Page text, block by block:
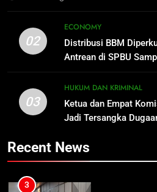
Pertamina
SPBU
ECONOMY
3
Ketua dan
Kotim
02
ECONOMY
Distribusi BBM
Antrean di SPBU
03
HUKUM DAN KRIMINAL
Ketua dan Empat
Jadi Tersangka
Recent News
Sistem
Siaga, PLN
ECONOMY
2
Distribusi
Pertamina
SPBU
3